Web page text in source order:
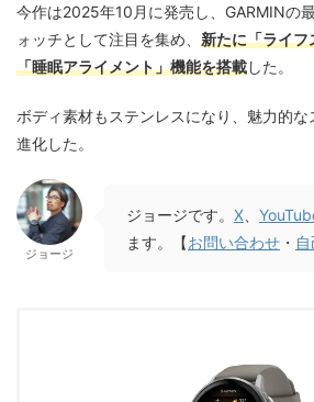
今作は2025年10月に発売し、GARMINの
ォッチとして注目を集め、 新たに「ライフ
「睡眠アライメント」機能を搭載した。
ボディ素材もステンレスになり、魅力的な
進化した。
ジョージ
ジョージです。 X
ます。【お問い合わせ ・